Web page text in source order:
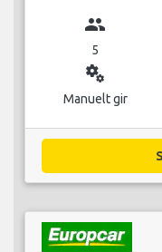
group
5
miscellaneous_services
Manuelt gir